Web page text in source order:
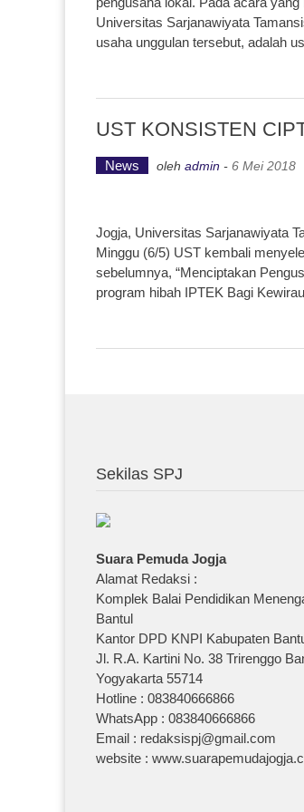
Universitas Sarjanawiyata
usaha unggulan tersebut, adalah
UST KONSISTEN
News oleh admin - 6 Mei 2018
Jogja, Universitas Sarjanawiyata
Minggu (6/5) UST kembali
sebelumnya, “Menciptakan
program hibah IPTEK Bagi
Sekilas SPJ
Suara Pemuda Jogja
Alamat Redaksi :
Komplek Balai Pendidikan
Bantul
Kantor DPD KNPI Kabupaten
Jl. R.A. Kartini No. 38 Trirenggo
Yogyakarta 55714
Hotline : 083840666866
WhatsApp : 083840666866
Email : redaksispj@gmail.com
website :